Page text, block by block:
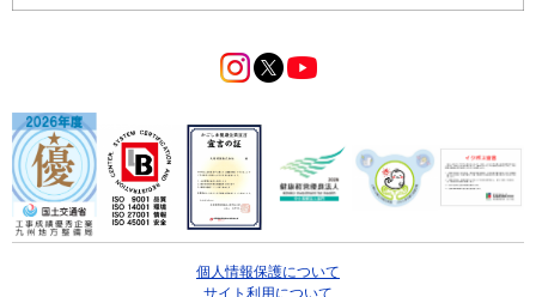
個人情報保護について